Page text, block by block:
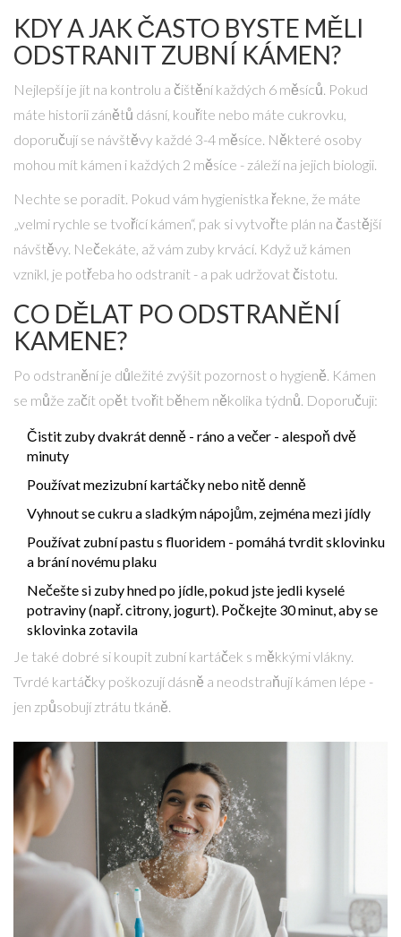
KDY A JAK ČASTO BYSTE MĚLI
ODSTRANIT ZUBNÍ KÁMEN?
Nejlepší je jít na kontrolu a čištění každých 6 měsíců. Pokud
máte historii zánětů dásní, kouříte nebo máte cukrovku,
doporučují se návštěvy každé 3-4 měsíce. Některé osoby
mohou mít kámen i každých 2 měsíce - záleží na jejich biologii.
Nechte se poradit. Pokud vám hygienistka řekne, že máte
„velmi rychle se tvořící kámen“, pak si vytvořte plán na častější
návštěvy. Nečekáte, až vám zuby krvácí. Když už kámen
vznikl, je potřeba ho odstranit - a pak udržovat čistotu.
CO DĚLAT PO ODSTRANĚNÍ
KAMENE?
Po odstranění je důležité zvýšit pozornost o hygieně. Kámen
se může začít opět tvořit během několika týdnů. Doporučuji:
Čistit zuby dvakrát denně - ráno a večer - alespoň dvě
minuty
Používat mezizubní kartáčky nebo nitě denně
Vyhnout se cukru a sladkým nápojům, zejména mezi jídly
Používat zubní pastu s fluoridem - pomáhá tvrdit sklovinku
a brání novému plaku
Nečešte si zuby hned po jídle, pokud jste jedli kyselé
potraviny (např. citrony, jogurt). Počkejte 30 minut, aby se
sklovinka zotavila
Je také dobré si koupit zubní kartáček s měkkými vlákny.
Tvrdé kartáčky poškozují dásně a neodstraňují kámen lépe -
jen způsobují ztrátu tkáně.